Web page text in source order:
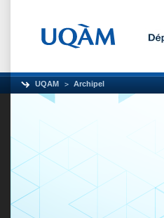
UQAM Archipel